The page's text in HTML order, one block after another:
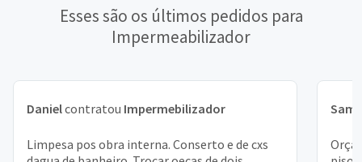
Esses são os últimos pedidos para
Impermeabilizador
Danielcontratou Impermebilizador
Limpesa pos obra interna. Conserto e de cxs